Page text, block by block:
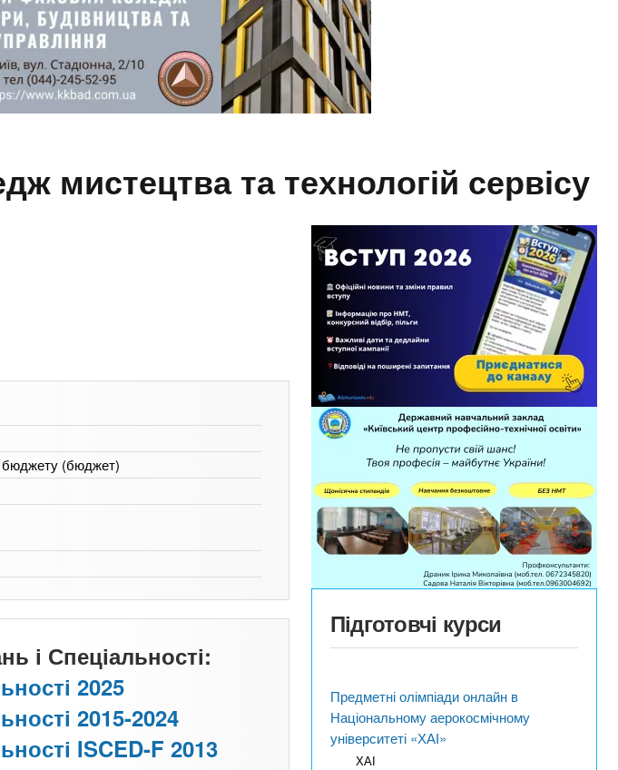
мистецтва та технологій сервісу
бюджету (бюджет)
і Спеціальності:
2025
2015-2024
ISCED-F 2013
Підготовчі курси
Предметні олімпіади онлайн в
Національному аерокосмічному
університеті «ХАІ»
ХАІ